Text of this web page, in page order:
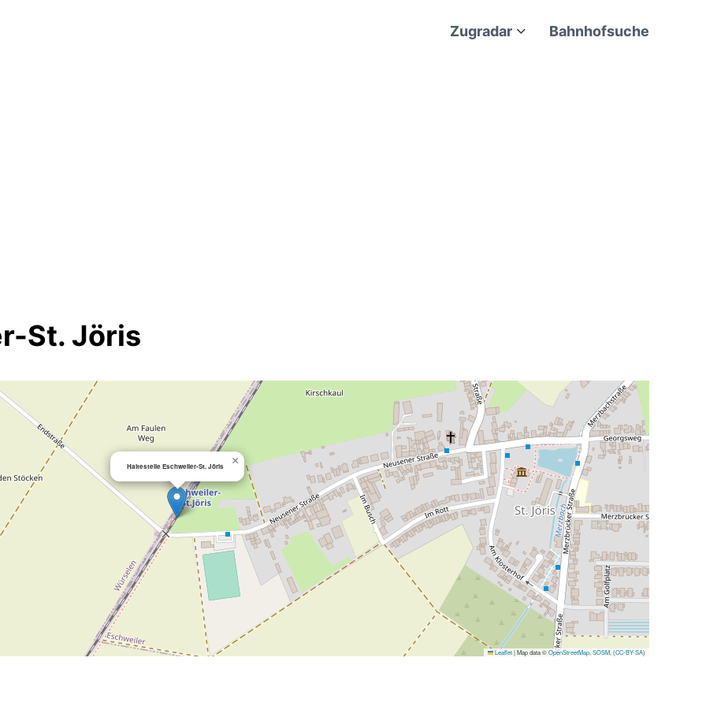
Zugradar Bahnhofsuche
St. Jöris
Haltestelle Eschweiler-St. Jöris ×
Leaflet|Map data ©OpenStreetMap SOSM , (CC-BY-SA)